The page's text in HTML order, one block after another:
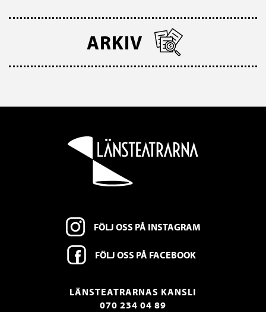
ARKIV
FÖLJ OSS PÅ INSTAGRAM
FÖLJ OSS PÅ FACEBOOK
LÄNSTEATRARNAS KANSLI
070 234 04 89